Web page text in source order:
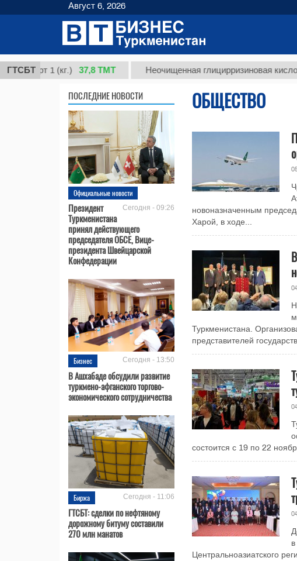
ГТСБТ
1 (кг.) 37,8 ТМТ Неочищенная глицирризиновая кислота
ПОСЛЕДНИЕ НОВОСТИ
Официальные новости
Сегодня - 09:26
Президент
Туркменистана
принял действующего
председателя ОБСЕ, Вице-
президента Швейцарской
Конфедерации
Бизнес Сегодня - 13:50
В Ашхабаде обсудили развитие
туркмено-афганского торгово-
экономического сотрудничества
Биржа Сегодня - 11:06
ГТСБТ: сделки по нефтяному
дорожному битуму составили
270 млн манатов
ОБЩЕСТВО
новоназначенным
Харой, в ходе...
Туркменистана.
представителей
состоится с 19 по 22
Центральноазиатского
Август 6, 2026